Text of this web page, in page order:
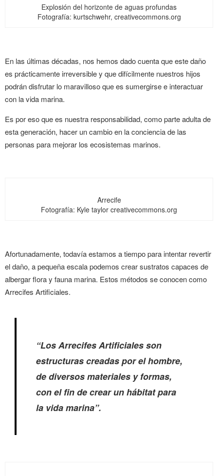
Explosión del horizonte de aguas profundas
Fotografía: kurtschwehr, creativecommons.org
En las últimas décadas, nos hemos dado cuenta que este daño
es prácticamente irreversible y que difícilmente nuestros hijos
podrán disfrutar lo maravilloso que es sumergirse e interactuar
con la vida marina.
Es por eso que es nuestra responsabilidad, como parte adulta de
esta generación, hacer un cambio en la conciencia de las
personas para mejorar los ecosistemas marinos.
Arrecife
Fotografía: Kyle taylor creativecommons.org
Afortunadamente, todavía estamos a tiempo para intentar revertir
el daño, a pequeña escala podemos crear sustratos capaces de
albergar flora y fauna marina. Estos métodos se conocen como
Arrecifes Artificiales.
“Los Arrecifes Artificiales son
estructuras creadas por el hombre,
de diversos materiales y formas,
con el fin de crear un hábitat para
la vida marina”.